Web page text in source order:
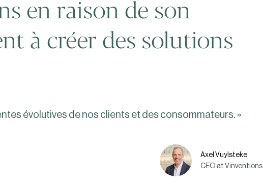
en raison de son
à créer des solutions
évolutives de nos clients et des consommateurs. »
Axel Vuylsteke
CEO at Vinventions